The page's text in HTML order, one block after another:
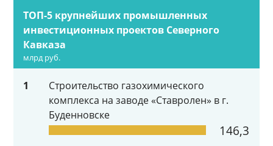
ТОП-5 крупнейших промышленных
инвестиционных проектов Северного
Кавказа
млрд руб.
1
Строительство газохимического
комплекса на заводе «Ставролен» в г.
Буденновске
146,3